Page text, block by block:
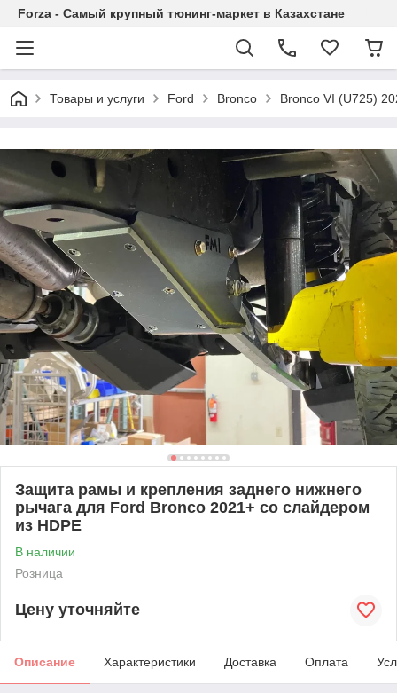
Forza - Самый крупный тюнинг-маркет в Казахстане
Товары и услуги Ford Bronco Bronco VI (U725)
Защита рамы и крепления заднего нижнего
рычага для Ford Bronco 2021+ со слайдером
из HDPE
В наличии
Розница
Цену уточняйте
Описание Характеристики Доставка Оплата